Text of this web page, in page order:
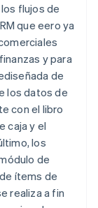
flujos de
que eero ya
y para
de
los datos de
con el libro
caja y el
los
de
ítems de
realiza a fin